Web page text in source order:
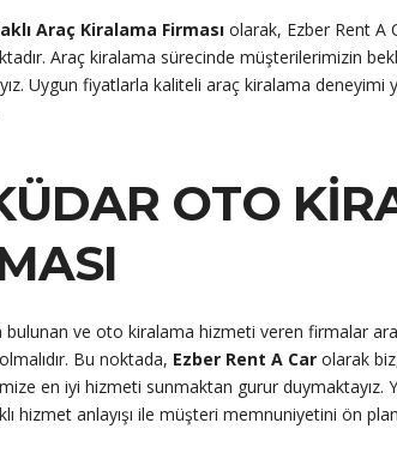
Araç Kiralama Firması olarak, Ezber Rent A
Araç kiralama sürecinde müşterilerimizin
Uygun fiyatlarla kaliteli araç kiralama deneyimi
OTO
bulunan ve oto kiralama hizmeti veren firmalar
Bu noktada, Ezber Rent A Car olarak
en iyi hizmeti sunmaktan gurur duymaktayız.
hizmet anlayışı ile müşteri memnuniyetini ön